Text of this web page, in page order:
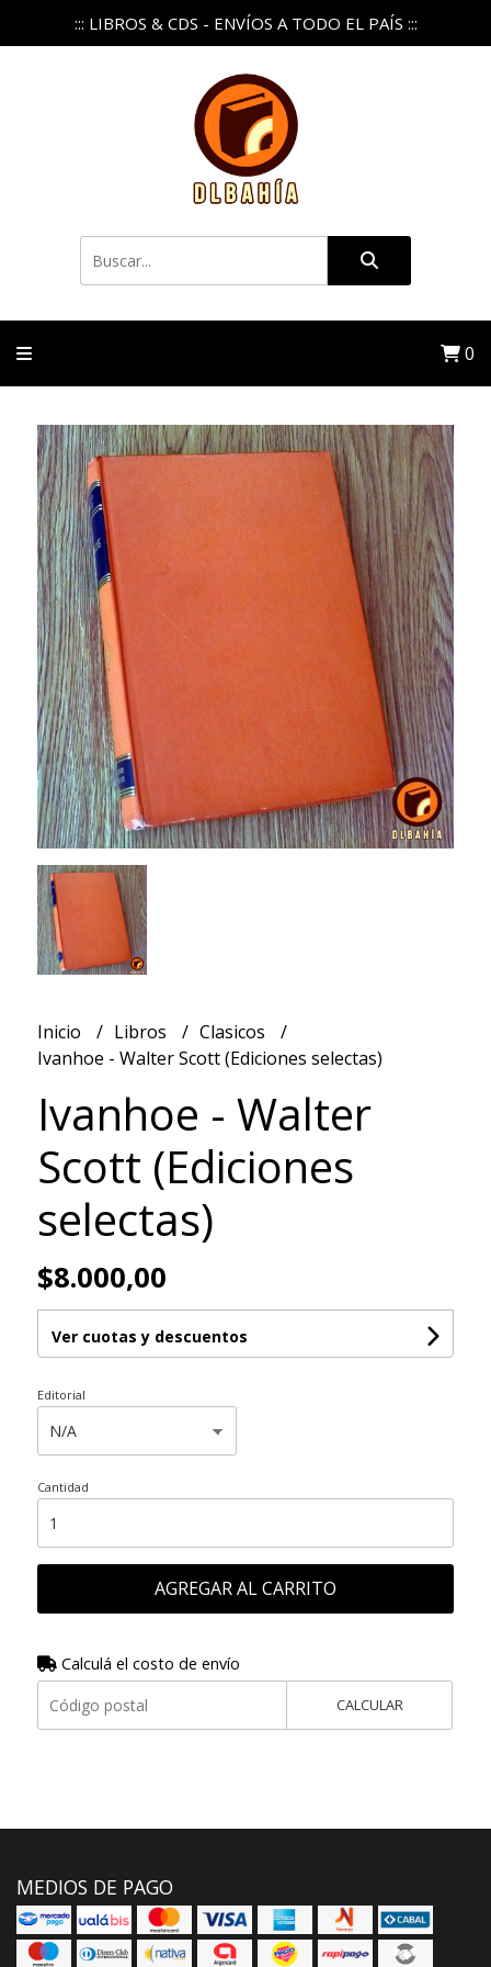
::: LIBROS & CDS - ENVÍOS A TODO EL PAÍS :::
0
Inicio Libros
Clasicos
Ivanhoe - Walter Scott (Ediciones selectas)
Ivanhoe - Walter
Scott (Ediciones
selectas)
$8.000,00
Ver cuotas y descuentos
Editorial
Cantidad
AGREGAR AL CARRITO
Calculá el costo de envío
CALCULAR
MEDIOS DE PAGO